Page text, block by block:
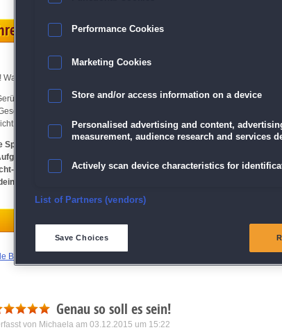
oder Schwindel?
einer UFO-Sichtung in dem unschuldigen Städtchen Tundel
wissen wollen, lässt dich das Gefühl nicht los, dass hier etwas
auffindbar!
linearem Gameplay selbst was du als nächstes tun möchtest
Entscheidungen die Story
Bewertungen anzeigen
Genau so soll es sein!
von Michaela am 03.12.2015 um 15:22
Performance Cookies
Marketing Cookies
Store and/or access information on a device
Personalised advertising and content,
measurement, audience research and services
Actively scan device characteristics for
Ensure security, prevent and detect fraud, and fix
Match and combine data from other data sources
List of Partners (vendors)
Save Choices